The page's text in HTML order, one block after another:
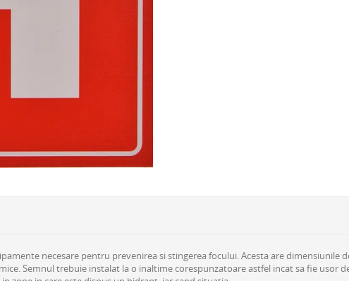
necesare pentru prevenirea si stingerea focului. Acesta are dimensiunile
Semnul trebuie instalat la o inaltime corespunzatoare astfel incat sa fie usor